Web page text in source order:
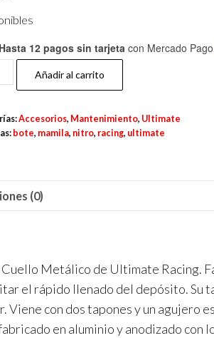
Hasta 12 pagos sin tarjeta con Mercado
Añadir al carrito
Accesorios, Mantenimiento, Ultimate
bote, mamila, nitro, racing, ultimate
(0)
Metálico de Ultimate Racing.
el rápido llenado del depósito. Su
con dos tapones y un agujero
en aluminio y anodizado con